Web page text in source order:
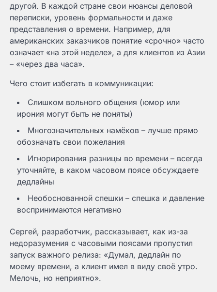
другой. В каждой стране свои нюансы деловой
переписки, уровень формальности и даже
представления о времени. Например, для
американских заказчиков понятие «срочно» часто
означает «на этой неделе», а для клиентов из Азии
– «через два часа».
Чего стоит избегать в коммуникации:
Слишком вольного общения (юмор или
ирония могут быть не поняты)
Многозначительных намёков – лучше прямо
обозначать свои пожелания
Игнорирования разницы во времени – всегда
уточняйте, в каком часовом поясе обсуждаете
дедлайны
Необоснованной спешки – спешка и давление
воспринимаются негативно
Сергей, разработчик, рассказывает, как из-за
недоразумения с часовыми поясами пропустил
запуск важного релиза: «Думал, дедлайн по
моему времени, а клиент имел в виду своё утро.
Мелочь, но неприятно».